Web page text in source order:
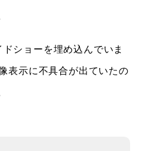
ショーを埋め込んでいま
表示に不具合が出ていたの